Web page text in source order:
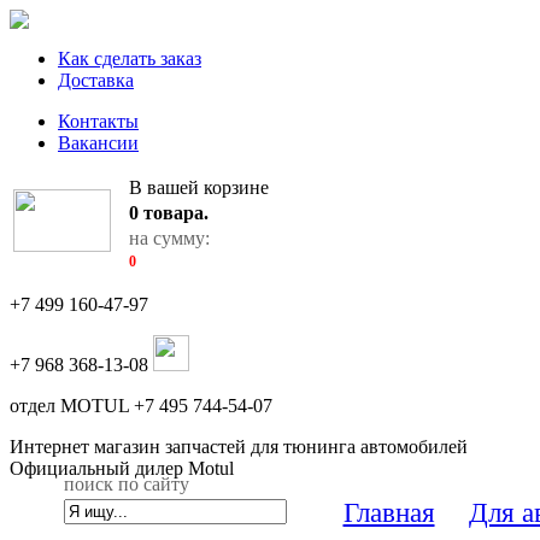
Как сделать заказ
Доставка
Контакты
Вакансии
В вашей корзине
0 товара.
на сумму:
0
+7 499 160-47-97
+7 968 368-13-08
отдел MOTUL +7 495 744-54-07
Интернет магазин запчастей для тюнинга автомобилей
Официальный дилер Motul
поиск по сайту
Главная Для